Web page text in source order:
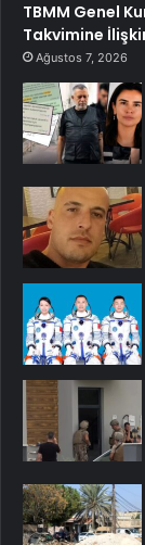
TBMM Genel
Takvimine
Ağustos 7, 2026